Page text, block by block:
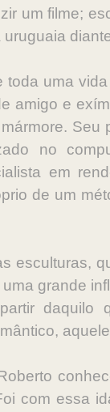
um filme;
toda uma
amigo e
no
em
de um
esculturas,
grande
daquilo
com essa